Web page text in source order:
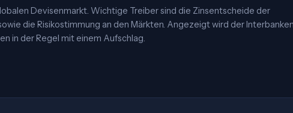
Devisenmarkt. Wichtige Treiber sind die Zinsentscheide der
die Risikostimmung an den Märkten. Angezeigt wird der
in der Regel mit einem Aufschlag.